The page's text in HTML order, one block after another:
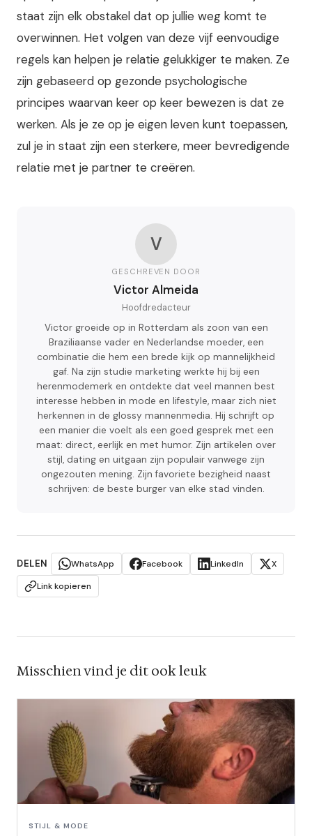
staat zijn elk obstakel dat op jullie weg komt te
overwinnen. Het volgen van deze vijf eenvoudige
regels kan helpen je relatie gelukkiger te maken. Ze
zijn gebaseerd op gezonde psychologische
principes waarvan keer op keer bewezen is dat ze
werken. Als je ze op je eigen leven kunt toepassen,
zul je in staat zijn een sterkere, meer bevredigende
relatie met je partner te creëren.
V
GESCHREVEN DOOR
Victor Almeida
Hoofdredacteur
Victor groeide op in Rotterdam als zoon van een
Braziliaanse vader en Nederlandse moeder, een
combinatie die hem een brede kijk op mannelijkheid
gaf. Na zijn studie marketing werkte hij bij een
herenmodemerk en ontdekte dat veel mannen best
interesse hebben in mode en lifestyle, maar zich niet
herkennen in de glossy mannenmedia. Hij schrijft op
een manier die voelt als een goed gesprek met een
maat: direct, eerlijk en met humor. Zijn artikelen over
stijl, dating en uitgaan zijn populair vanwege zijn
ongezouten mening. Zijn favoriete bezigheid naast
schrijven: de beste burger van elke stad vinden.
DELEN WhatsApp Facebook LinkedIn
X
Link kopieren
Misschien vind je dit ook leuk
STIJL & MODE